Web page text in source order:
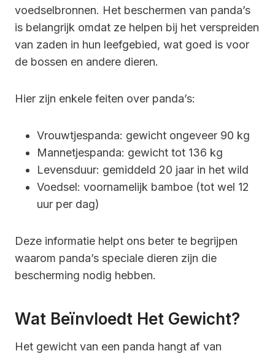
voedselbronnen. Het beschermen van panda’s
is belangrijk omdat ze helpen bij het verspreiden
van zaden in hun leefgebied, wat goed is voor
de bossen en andere dieren.
Hier zijn enkele feiten over panda’s:
Vrouwtjespanda: gewicht ongeveer 90 kg
Mannetjespanda: gewicht tot 136 kg
Levensduur: gemiddeld 20 jaar in het wild
Voedsel: voornamelijk bamboe (tot wel 12
uur per dag)
Deze informatie helpt ons beter te begrijpen
waarom panda’s speciale dieren zijn die
bescherming nodig hebben.
Wat Beïnvloedt Het Gewicht?
Het gewicht van een panda hangt af van